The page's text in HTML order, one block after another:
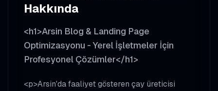
Hakkında
<h1>Arsin Blog & Landing Page
Optimizasyonu - Yerel İşletmeler İçin
Profesyonel Çözümler</h1>
<p>Arsin'da faaliyet gösteren çay üreticisi